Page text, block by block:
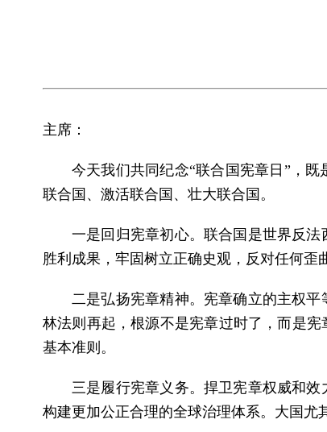
主席：
今天我们共同纪念“联合国宪章日”，
联合国、激活联合国、壮大联合国。
一是回归宪章初心。联合国是世界反
胜利成果，牢固树立正确史观，反对任何歪
二是弘扬宪章精神。宪章确立的主权
林法则再起，根源不是宪章过时了，而是
基本准则。
三是履行宪章义务。捍卫宪章权威和
构建更加公正合理的全球治理体系。大国尤